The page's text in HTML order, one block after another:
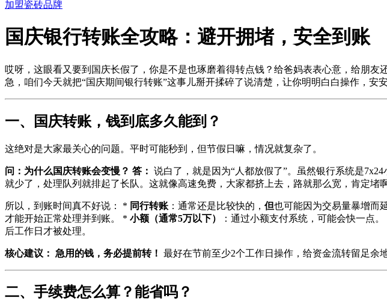
加盟瓷砖品牌
国庆银行转账全攻略：避开拥堵，安全到账
哎呀，这眼看又要到国庆长假了，你是不是也琢磨着得转点钱？给爸妈表表心意，给朋
急，咱们今天就把“国庆期间银行转账”这事儿掰开揉碎了说清楚，让你明明白白操作，安安
一、国庆转账，钱到底多久能到？
这绝对是大家最关心的问题。平时可能秒到，但节假日嘛，情况就复杂了。
问：为什么国庆转账会变慢？ 答： 说白了，就是因为“人都放假了”。虽然银行系统是
就少了，处理队列就排起了长队。这就像高速免费，大家都挤上去，路就那么宽，肯定堵啊
所以，到账时间真不好说： * 同行转账 ：通常还是比较快的， 但也可能因为交易量暴增而
才能开始正常处理并到账。 * 小额（通常5万以下） ：通过小额支付系统，可能会快一点。
后工作日才被处理。
核心建议： 急用的钱，务必提前转！ 最好在节前至少2个工作日操作，给资金流转留足余地
二、手续费怎么算？能省吗？